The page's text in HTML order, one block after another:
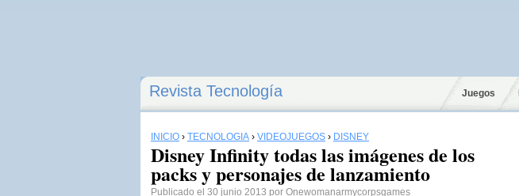
Revista Tecnología Juegos
INICIO › TECNOLOGÍA › VIDEOJUEGOS › DISNEY
Disney Infinity todas las imágenes de los
packs y personajes de lanzamiento
Publicado el 30 junio 2013 por Onewomanarmycorpsgames